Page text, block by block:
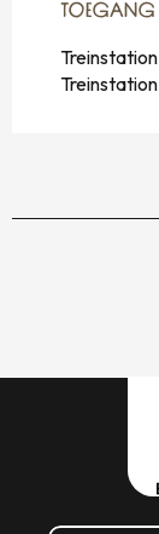
TOEGANG
TOEGANG
Treinstation
Treinstation